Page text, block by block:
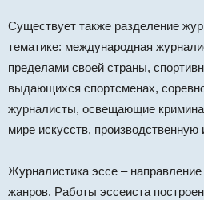
Существует также разделение
тематике: международная
пределами своей страны,
выдающихся спортсменах,
журналисты, освещающие
мире искусств, производственную
Журналистика эссе –
жанров. Работы эссеиста